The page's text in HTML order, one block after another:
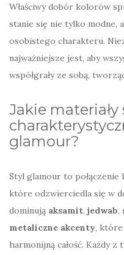
Właściwy dobór kolorów
stanie się nie tylko modne,
osobistego charakteru.
najważniejsze jest, aby
współgrały ze sobą,
Jakie materiały
glamour?
Styl glamour to połączenie
które odzwierciedla się w
dominują aksamit, jedwab,
metaliczne akcenty, które
harmonijną całość. Każdy z